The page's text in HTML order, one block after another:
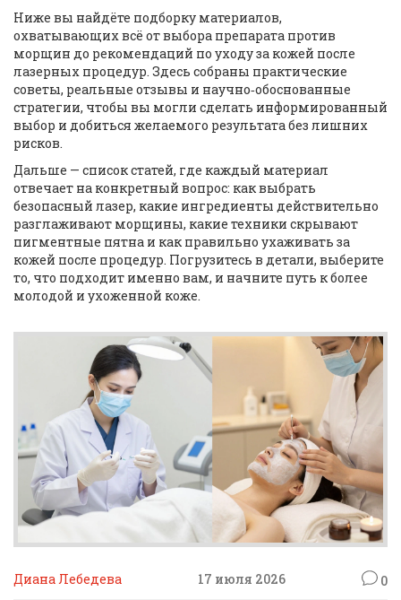
Ниже вы найдёте подборку материалов,
охватывающих всё от выбора препарата против
морщин до рекомендаций по уходу за кожей после
лазерных процедур. Здесь собраны практические
советы, реальные отзывы и научно‑обоснованные
стратегии, чтобы вы могли сделать информированный
выбор и добиться желаемого результата без лишних
рисков.
Дальше — список статей, где каждый материал
отвечает на конкретный вопрос: как выбрать
безопасный лазер, какие ингредиенты действительно
разглаживают морщины, какие техники скрывают
пигментные пятна и как правильно ухаживать за
кожей после процедур. Погрузитесь в детали, выберите
то, что подходит именно вам, и начните путь к более
молодой и ухоженной коже.
Диана Лебедева 17 июля 2026 0